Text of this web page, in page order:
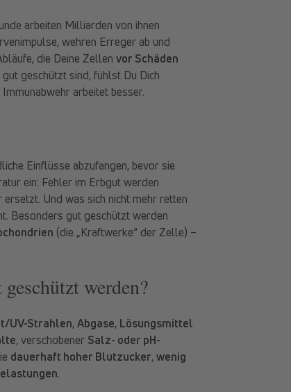
arbeiten Milliarden von ihnen
wehren Erreger ab und
die Deine Zellen vor Schäden
geschützt sind, fühlst Du Dich
arbeitet besser.
Einflüsse abzufangen, bevor sie
ein: Fehler im Erbgut werden
Und was sich nicht mehr retten
Besonders gut geschützt werden
(die „Kraftwerke“ der Zelle) –
werden?
UV-Strahlen,Abgase, Lösungsmittel
, verschobener Salz- oder pH-
dauerhaft hoher Blutzucker,wenig
.